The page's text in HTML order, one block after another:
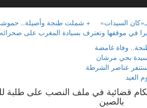
السيدات»
+ شملت طنجة وأصيلة.. حموشي
في موقفها وتعترف بسيادة المغرب على صحرائه
وفاة غامضة
بحي مرشان
عناصر الشرطة
يوم العيد
قضائية في ملف النصب على طلبة